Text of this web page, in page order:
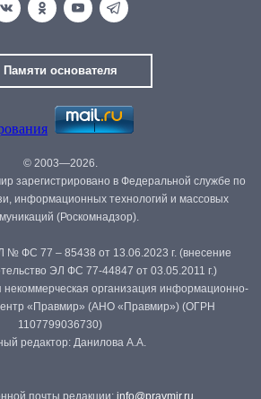
Памяти основателя
© 2003—2026.
зарегистрировано в Федеральной службе по
информационных технологий и массовых
(Роскомнадзор).
№ ФС 77 – 85438 от 13.06.2023 г. (внесение
ЭЛ ФС 77-44847 от 03.05.2011 г.)
организация информационно-
«Правмир» (АНО «Правмир») (ОГРН
1107799036730)
редактор: Данилова А.А.
почты редакции: info@pravmir.ru